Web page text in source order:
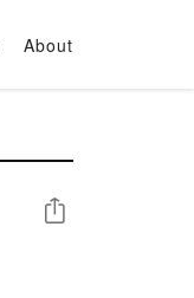
About
Share